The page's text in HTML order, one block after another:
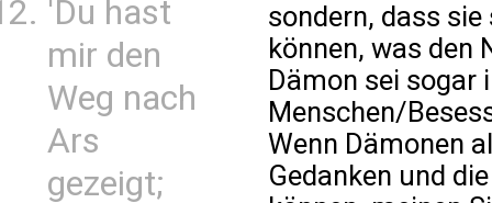
'Du hast
mir den
Weg nach
Ars
gezeigt;
sondern, dass
können, was den
Dämon sei sogar
Menschen/
Wenn Dämonen
Gedanken und